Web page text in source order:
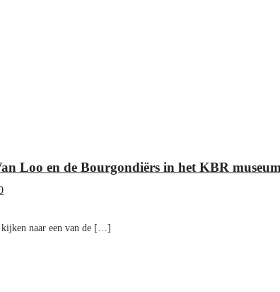
Loo en de Bourgondiërs in het KBR museum
naar een van de […]